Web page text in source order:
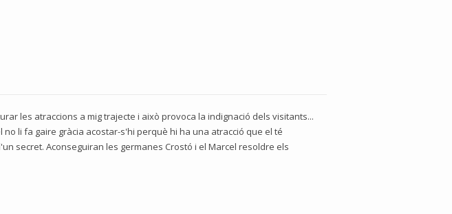
les atraccions a mig trajecte i això provoca la indignació dels visitants...
li fa gaire gràcia acostar-s'hi perquè hi ha una atracció que el té
secret. Aconseguiran les germanes Crostó i el Marcel resoldre els